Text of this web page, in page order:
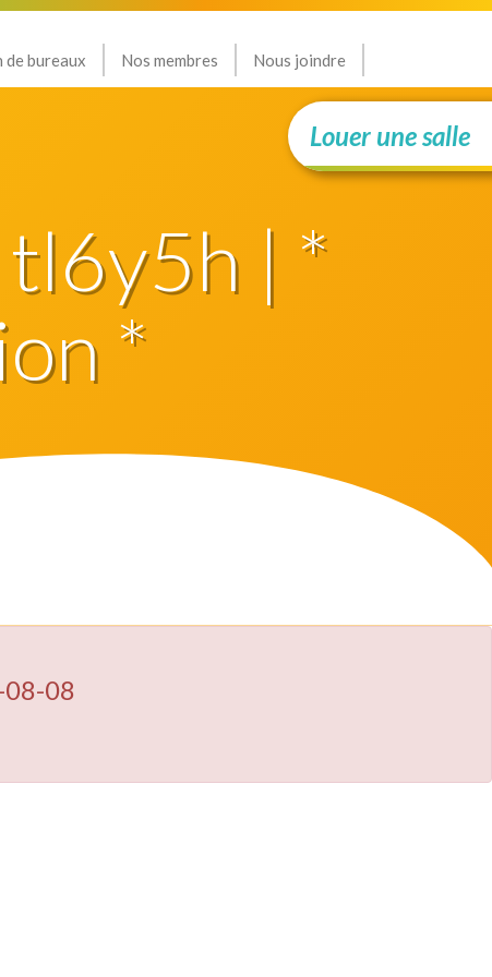
de bureaux Nos membres Nous joindre
Louer une salle
tl6y5h | *
*
08-08